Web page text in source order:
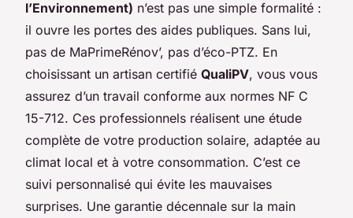
l’Environnement) n’est pas une simple formalité :
il ouvre les portes des aides publiques. Sans lui,
pas de MaPrimeRénov’, pas d’éco-PTZ. En
choisissant un artisan certifié QualiPV, vous vous
assurez d’un travail conforme aux normes NF C
15-712. Ces professionnels réalisent une étude
complète de votre production solaire, adaptée au
climat local et à votre consommation. C’est ce
suivi personnalisé qui évite les mauvaises
surprises. Une garantie décennale sur la main